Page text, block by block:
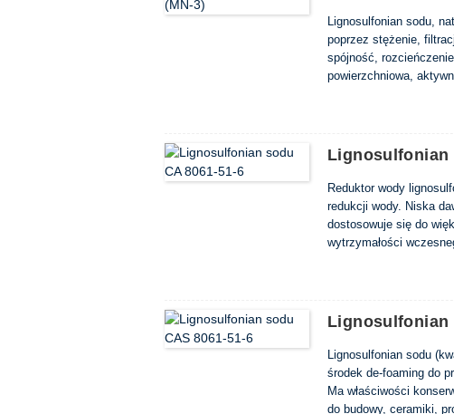
Lignosulfonian sodu,
poprzez stężenie,
spójność,
powierzchniowa,
Lignosulfonian
Reduktor wody
redukcji wody. Niska
dostosowuje się do
wytrzymałości
efektywności w grupie
Lignosulfonian
Lignosulfonian sodu
środek de-foaming do
Ma właściwości
do budowy, ceramiki,